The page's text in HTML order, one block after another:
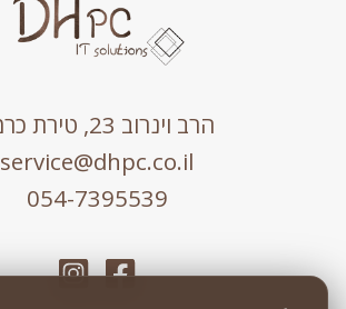
הרב וינרוב 23, טירת כרמל
service@dhpc.co.il
054-7395539